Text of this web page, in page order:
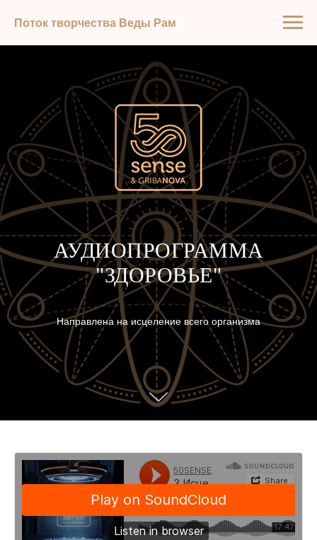
Поток творчества Веды Рам
АУДИОПРОГРАММА
"ЗДОРОВЬЕ"
Направлена на исцеление всего организма